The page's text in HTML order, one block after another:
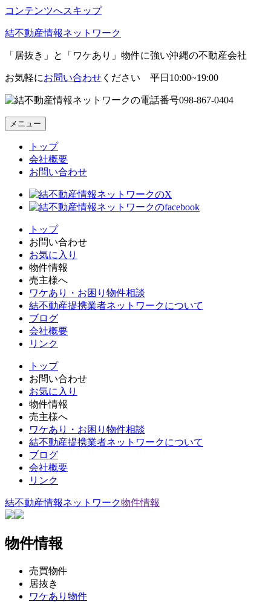
コンテンツへスキップ
結不動産情報ネットワーク
「居抜き」と「ワケあり」物件に強い沖縄の不動産会社
お気軽にお問い合わせ ください 平日10:00~19:00
098-867-0404
メニュー
トップ
会社概要
お問い合わせ
トップ
お問い合わせ
お気に入り
物件情報
売主様へ
ワケあり・お困り物件相談
結不動産提携業者ネットワークについて
ブログ
会社概要
リンク
トップ
お問い合わせ
お気に入り
物件情報
売主様へ
ワケあり・お困り物件相談
結不動産提携業者ネットワークについて
ブログ
会社概要
リンク
結不動産情報ネットワーク物件情報
物件情報
売買物件
居抜き
ワケあり物件